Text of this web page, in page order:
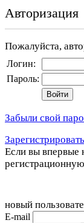
Авторизация
Пожалуйста,
Логин:
Пароль:
Забыли свой
Если вы впервые
новый
E-mail